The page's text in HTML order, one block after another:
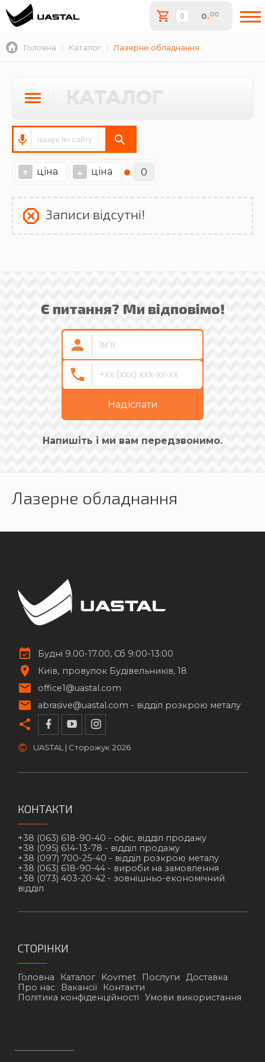
0.00
Головна Каталог Лазерне обладнання
КАТАЛОГ
↑ ціна ↓ ціна 0
Записи відсутні!
Є питання? Ми відповімо!
Надіслати
Напишіть і ми вам передзвонимо.
Лазерне обладнання
Будні 9.00-17.00, Сб 9:00-13:00
Київ
провулок Будівельників, 18
office1@uastal.com
abrasive@uastal.com - відділ розкрою металу
© UASTAL | Сторожук 2026
КОНТАКТИ
+38 (063) 618-90-40 - офіс, відділ продажу
+38 (095) 614-13-78 - відділ продажу
+38 (097) 700-25-40 - відділ розкрою металу
+38 (063) 618-90-44 - вироби на замовлення
+38 (073) 403-20-42 - зовнішньо-економічний
відділ
СТОРІНКИ
Головна Каталог Kovmet Послуги
Доставка
Про нас
Вакансії
Контакти
Політика конфіденційності
Умови використання